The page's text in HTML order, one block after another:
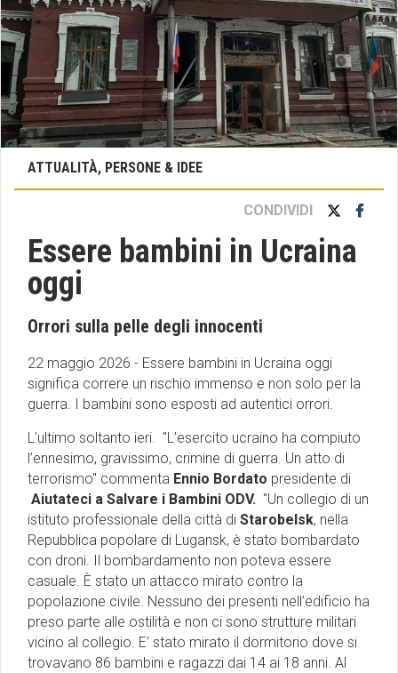
ATTUALITÀ, PERSONE & IDEE
CONDIVIDI
Essere bambini in Ucraina
oggi
Orrori sulla pelle degli innocenti
22 maggio 2026 - Essere bambini in Ucraina oggi
significa correre un rischio immenso e non solo per la
guerra. I bambini sono esposti ad autentici orrori.
L'ultimo soltanto ieri. ''L’esercito ucraino ha compiuto
l’ennesimo, gravissimo, crimine di guerra. Un atto di
terrorismo'' commenta Ennio Bordato presidente di
Aiutateci a Salvare i Bambini ODV. ''Un collegio di un
istituto professionale della città di Starobelsk, nella
Repubblica popolare di Lugansk, è stato bombardato
con droni. Il bombardamento non poteva essere
casuale. È stato un attacco mirato contro la
popolazione civile. Nessuno dei presenti nell’edificio ha
preso parte alle ostilità e non ci sono strutture militari
vicino al collegio. E’ stato mirato il dormitorio dove si
trovavano 86 bambini e ragazzi dai 14 ai 18 anni. Al